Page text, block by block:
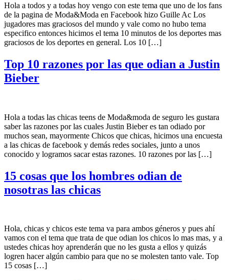
Hola a todos y a todas hoy vengo con este tema que uno de los fans
de la pagina de Moda&Moda en Facebook hizo Guille Ac Los
jugadores mas graciosos del mundo y vale como no hubo tema
especifico entonces hicimos el tema 10 minutos de los deportes mas
graciosos de los deportes en general. Los 10 […]
Top 10 razones por las que odian a Justin
Bieber
Hola a todas las chicas teens de Moda&moda de seguro les gustara
saber las razones por las cuales Justin Bieber es tan odiado por
muchos sean, mayormente Chicos que chicas, hicimos una encuesta
a las chicas de facebook y demás redes sociales, junto a unos
conocido y logramos sacar estas razones. 10 razones por las […]
15 cosas que los hombres odian de
nosotras las chicas
Hola, chicas y chicos este tema va para ambos géneros y pues ahí
vamos con el tema que trata de que odian los chicos lo mas mas, y a
ustedes chicas hoy aprenderán que no les gusta a ellos y quizás
logren hacer algún cambio para que no se molesten tanto vale. Top
15 cosas […]